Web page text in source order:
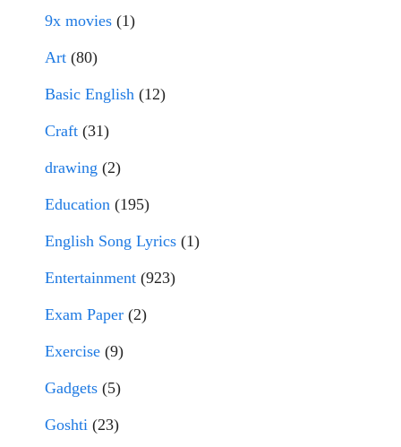
9x movies (1)
Art (80)
Basic English (12)
Craft (31)
drawing (2)
Education (195)
English Song Lyrics (1)
Entertainment (923)
Exam Paper (2)
Exercise (9)
Gadgets (5)
Goshti (23)